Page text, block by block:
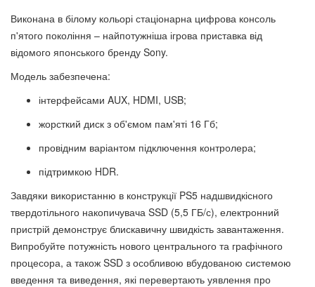
Виконана в білому кольорі стаціонарна цифрова консоль
п'ятого покоління – найпотужніша ігрова приставка від
відомого японського бренду Sony.
Модель забезпечена:
інтерфейсами AUX, HDMI, USB;
жорсткий диск з об'ємом пам'яті 16 Гб;
провідним варіантом підключення контролера;
підтримкою HDR.
Завдяки використанню в конструкції PS5 надшвидкісного
твердотільного накопичувача SSD (5,5 ГБ/с), електронний
пристрій демонструє блискавичну швидкість завантаження.
Випробуйте потужність нового центрального та графічного
процесора, а також SSD з особливою вбудованою системою
введення та виведення, які перевертають уявлення про